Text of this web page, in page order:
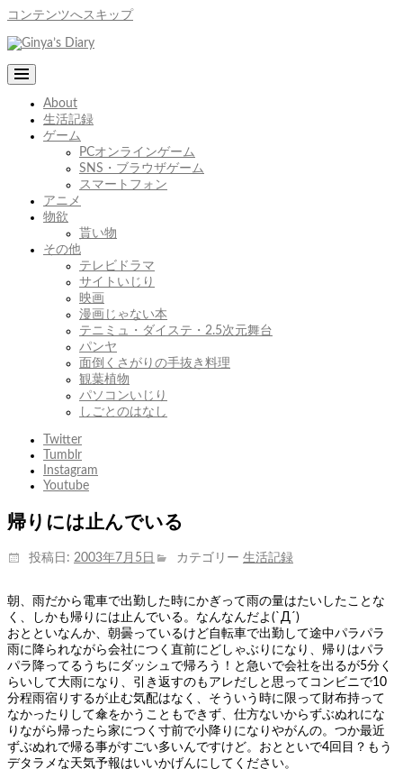
コンテンツへスキップ
About
生活記録
ゲーム
PCオンラインゲーム
SNS・ブラウザゲーム
スマートフォン
アニメ
物欲
貰い物
その他
テレビドラマ
サイトいじり
映画
漫画じゃない本
テニミュ・ダイステ・2.5次元舞台
パンヤ
面倒くさがりの手抜き料理
観葉植物
パソコンいじり
しごとのはなし
Twitter
Tumblr
Instagram
Youtube
帰りには止んでいる
投稿日: 2003年7月5日 カテゴリー 生活記録
朝、雨だから電車で出勤した時にかぎって雨の量はたいしたことな
く、しかも帰りには止んでいる。なんなんだよ(`Д´)
おとといなんか、朝曇っているけど自転車で出勤して途中パラパラ
雨に降られながら会社につく直前にどしゃぶりになり、帰りはパラ
パラ降ってるうちにダッシュで帰ろう！と急いで会社を出るが5分く
らいして大雨になり、引き返すのもアレだしと思ってコンビニで10
分程雨宿りするが止む気配はなく、そういう時に限って財布持って
なかったりして傘をかうこともできず、仕方ないからずぶぬれにな
りながら帰ったら家につく寸前で小降りになりやがんの。つか最近
ずぶぬれで帰る事がすごい多いんですけど。おとといで4回目？もう
デタラメな天気予報はいいかげんにしてください。